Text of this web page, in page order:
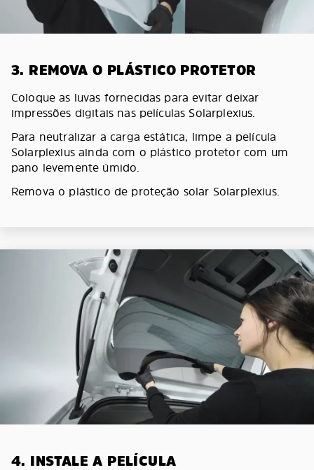
3. REMOVA O PLÁSTICO PROTETOR
Coloque as luvas fornecidas para evitar deixar
impressões digitais nas películas Solarplexius.
Para neutralizar a carga estática, limpe a película
Solarplexius ainda com o plástico protetor com um
pano levemente úmido.
Remova o plástico de proteção solar Solarplexius.
4. INSTALE A PELÍCULA